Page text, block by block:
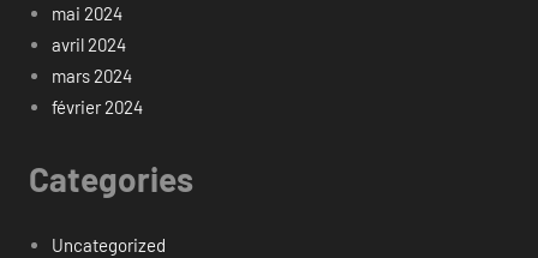
mai 2024
avril 2024
mars 2024
février 2024
Categories
Uncategorized